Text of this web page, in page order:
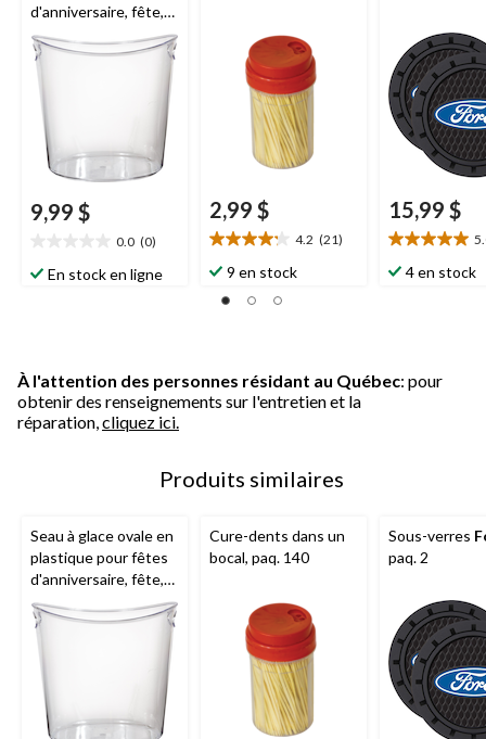
d'anniversaire, fête,
anniversaire,
transparent, 9 x 7 po
9,99 $
0.0 (0)
étoile(s)
En stock en ligne
2,99 $
4.2 (21)
4.2
étoile(s)
9 en stock
15,99 $
5.0
étoile(s)
4 en stock
À l'attention des personnes résidant au Québec: pour
obtenir des renseignements sur l'entretien et la
réparation, cliquez ici.
Produits similaires
Seau à glace ovale en
plastique pour fêtes
d'anniversaire, fête,
anniversaire,
transparent, 9 x 7 po
Cure-dents dans un
bocal, paq. 140
Sous-verres
paq. 2